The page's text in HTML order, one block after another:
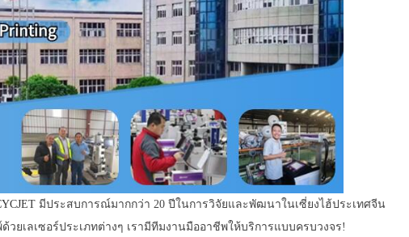
มีประสบการณ์มากกว่า 20 ปีในการวิจัยและพัฒนาในเซี่ยงไฮ้ประเทศจีน
ยเลเซอร์ประเภทต่างๆ เรามีทีมงานมืออาชีพให้บริการแบบครบวงจร!